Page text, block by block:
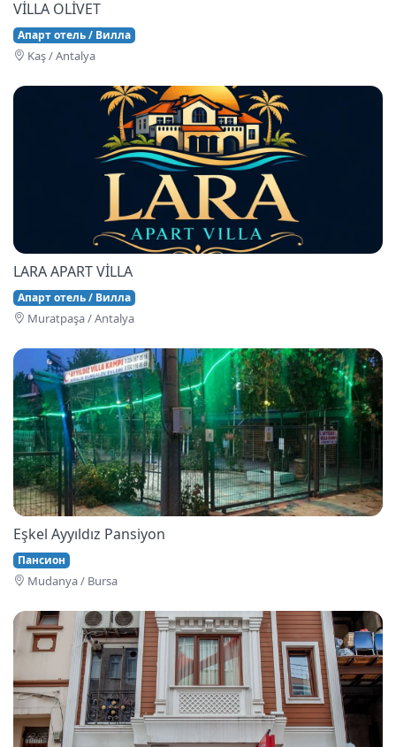
VİLLA OLİVET
Апарт отель / Вилла
Kaş / Antalya
LARA APART VİLLA
Апарт отель / Вилла
Muratpaşa / Antalya
Eşkel Ayyıldız Pansiyon
Пансион
Mudanya / Bursa